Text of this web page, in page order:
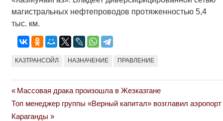
магистральных нефтепроводов протяженностью 5,4
тыс. км.
КАЗТРАНСОЙЛ НАЗНАЧЕНИЕ ПРАВЛЕНИЕ
Навигация
по
Previous
Post:
Массовая драка произошла в Жезказгане
Next
Post:
Топ менеджер группы «Верный капитал» возглавил аэропорт
Караганды